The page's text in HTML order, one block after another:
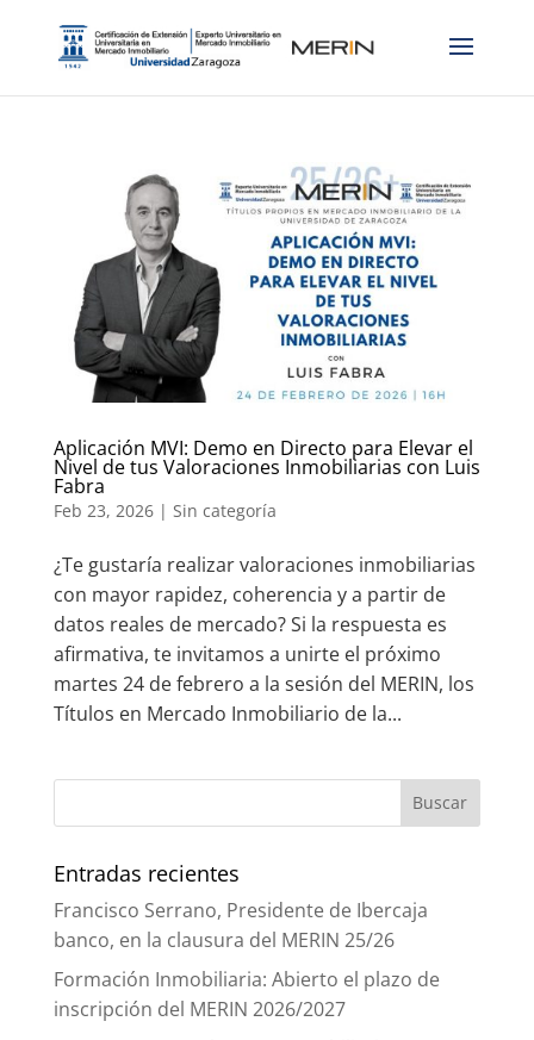
Aplicación MVI: Demo en Directo para Elevar el
Nivel de tus Valoraciones Inmobiliarias con Luis
Fabra
Feb 23, 2026| Sin categoría
¿Te gustaría realizar valoraciones inmobiliarias
con mayor rapidez, coherencia y a partir de
datos reales de mercado? Si la respuesta es
afirmativa, te invitamos a unirte el próximo
martes 24 de febrero a la sesión del MERIN, los
Títulos en Mercado Inmobiliario de la...
Entradas recientes
Francisco Serrano, Presidente de Ibercaja
banco, en la clausura del MERIN 25/26
Formación Inmobiliaria: Abierto el plazo de
inscripción del MERIN 2026/2027